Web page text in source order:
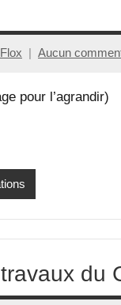
Flox Aucun
pour l’agrandir)
du